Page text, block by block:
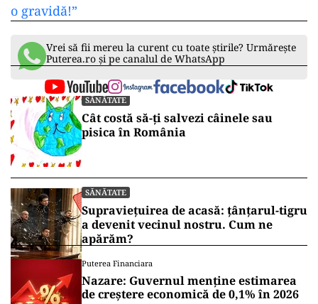
o gravidă!”
Vrei să fii mereu la curent cu toate știrile? Urmărește
Puterea.ro și pe canalul de WhatsApp
SĂNĂTATE
Cât costă să-ți salvezi câinele sau
pisica în România
SĂNĂTATE
Supraviețuirea de acasă: țânțarul-tigru
a devenit vecinul nostru. Cum ne
apărăm?
Puterea Financiara
Nazare: Guvernul menține estimarea
de creștere economică de 0,1% în 2026